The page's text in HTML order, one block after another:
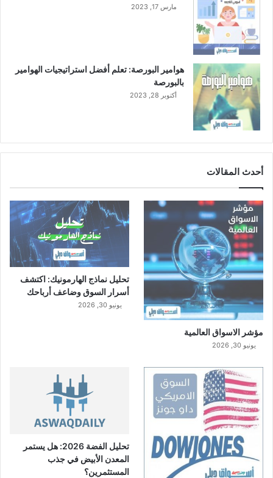
مارس 17, 2023
هوامير البورصة: تعلم أفضل استراتيجيات الهوامير
بالبورصة
أكتوبر 28, 2023
أحدث المقالات
مؤشر الاسواق العالمية
يونيو 30, 2026
تحليل نماذج الهارمونيك: اكتشف
أسرار السوق وضاعف أرباحك
يونيو 30, 2026
تحليل الفضة 2026: هل يستمر
المعدن الأبيض في جذب
المستثمرين؟